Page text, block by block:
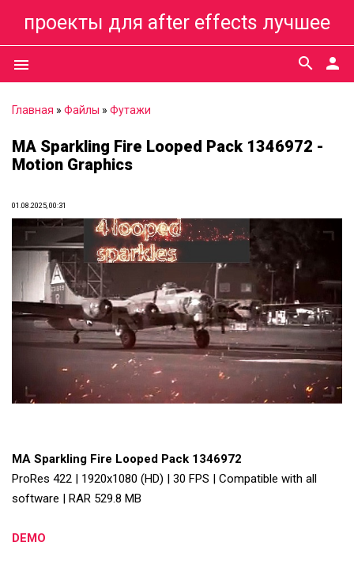
проекты для after effects лучшее
menu person
search
Главная » Файлы » Футажи
MA Sparkling Fire Looped Pack 1346972 -
Motion Graphics
01.08.2025, 00:31
MA Sparkling Fire Looped Pack 1346972
ProRes 422 | 1920x1080 (HD) | 30 FPS | Compatible with all
software | RAR 529.8 MB
DEMO